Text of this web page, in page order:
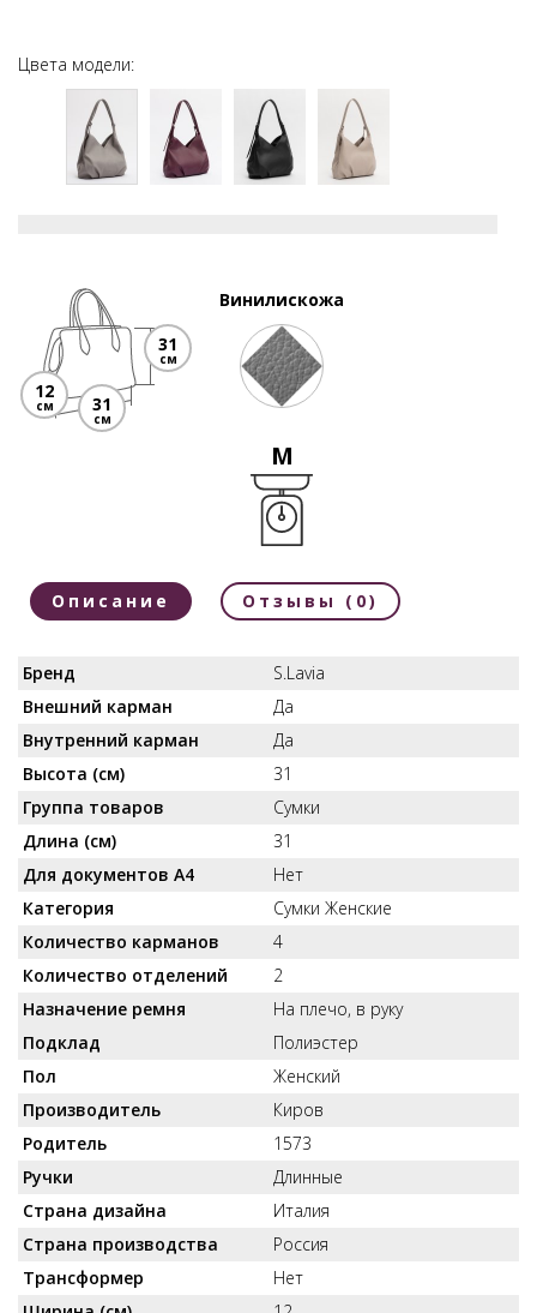
Цвета модели:
12
см
31
см
31
см
Винилискожа
M
Описание Отзывы (0)
Бренд
S.Lavia
Внешний карман
Да
Внутренний карман
Да
Высота (см)
31
Группа товаров
Сумки
Длина (см)
31
Для документов А4
Нет
Категория
Сумки Женские
Количество карманов
4
Количество отделений
2
Назначение ремня
На плечо, в руку
Подклад
Полиэстер
Пол
Женский
Производитель
Киров
Родитель
1573
Ручки
Длинные
Страна дизайна
Италия
Страна производства
Россия
Трансформер
Нет